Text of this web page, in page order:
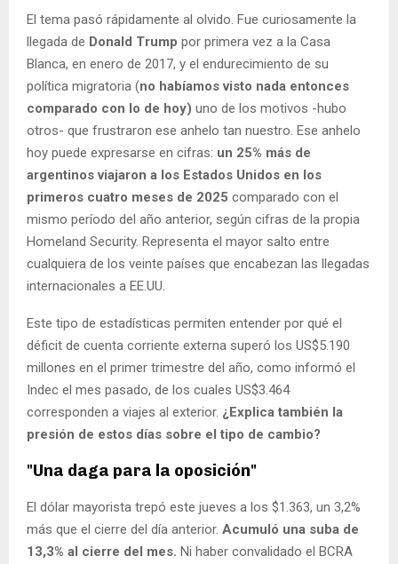
El tema pasó rápidamente al olvido. Fue curiosamente la
llegada de Donald Trump por primera vez a la Casa
Blanca, en enero de 2017, y el endurecimiento de su
política migratoria (no habíamos visto nada entonces
comparado con lo de hoy) uno de los motivos -hubo
otros- que frustraron ese anhelo tan nuestro. Ese anhelo
hoy puede expresarse en cifras: un 25% más de
argentinos viajaron a los Estados Unidos en los
primeros cuatro meses de 2025 comparado con el
mismo período del año anterior, según cifras de la propia
Homeland Security. Representa el mayor salto entre
cualquiera de los veinte países que encabezan las llegadas
internacionales a EE.UU.
Este tipo de estadísticas permiten entender por qué el
déficit de cuenta corriente externa superó los US$5.190
millones en el primer trimestre del año, como informó el
Indec el mes pasado, de los cuales US$3.464
corresponden a viajes al exterior. ¿Explica también la
presión de estos días sobre el tipo de cambio?
"Una daga para la oposición"
El dólar mayorista trepó este jueves a los $1.363, un 3,2%
más que el cierre del día anterior. Acumuló una suba de
13,3% al cierre del mes. Ni haber convalidado el BCRA